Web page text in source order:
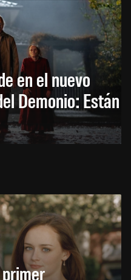
en el nuevo
Demonio: Están